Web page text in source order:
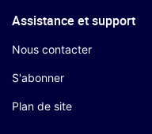
Assistance et support
Nous contacter
S'abonner
Plan de site